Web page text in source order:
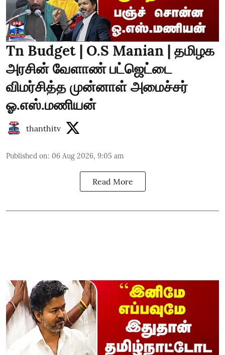
Tn Budget | O.S Manian | தமிழக
அரசின் வேளாண் பட்ஜெட்டை
விமர்சித்த முன்னாள் அமைச்சர்
ஓ.எஸ்.மணியன்
thanthitv
Published on: 06 Aug 2026, 9:05 am
Read More